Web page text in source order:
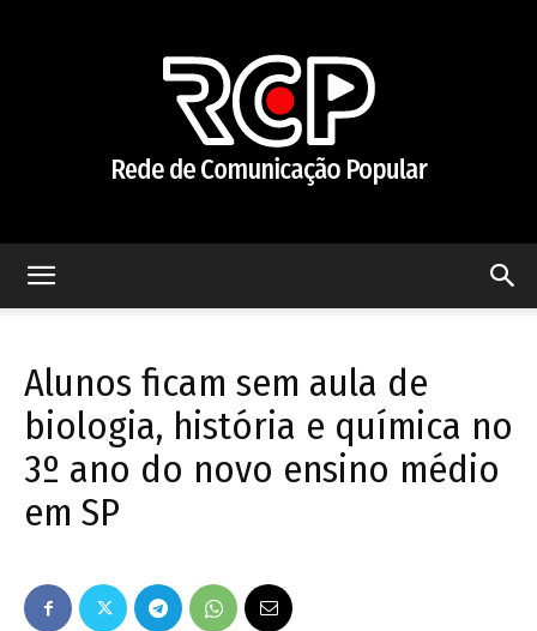
Popular
Alunos ficam sem aula de
biologia, história e química no
3º ano do novo ensino médio
em SP